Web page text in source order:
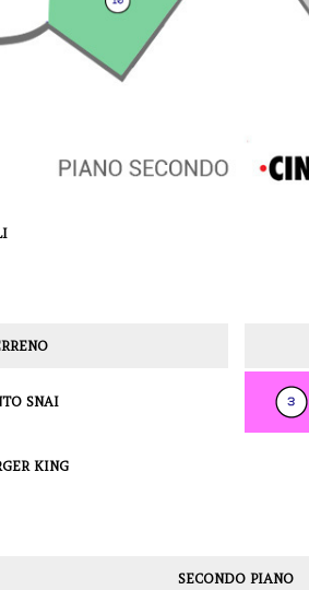
SNAI
KING
SECONDO PIANO